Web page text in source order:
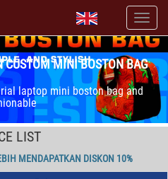
CUSTOM MINI BOSTON BAG
laptop mini boston bag and
LIST
MENDAPATKAN DISKON 10%